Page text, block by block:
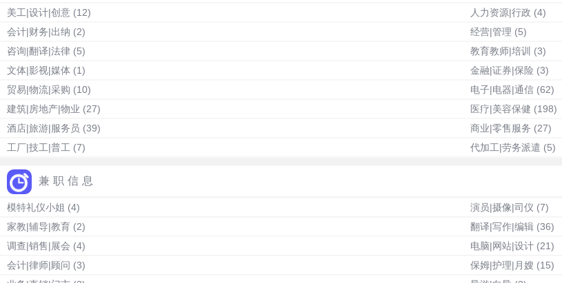
美工|设计|创意 (12) 人力资源|行政 (4)
会计|财务|出纳 (2) 经营|管理 (5)
咨询|翻译|法律 (5) 教育教师|培训 (3)
文体|影视|媒体 (1) 金融|证券|保险 (3)
贸易|物流|采购 (10) 电子|电器|通信 (62)
建筑|房地产|物业 (27) 医疗|美容保健 (198)
酒店|旅游|服务员 (39) 商业|零售服务 (27)
工厂|技工|普工 (7) 代加工|劳务派遣 (5)
兼职信息
模特礼仪小姐 (4) 演员|摄像|司仪 (7)
家教|辅导|教育 (2) 翻译|写作|编辑 (36)
调查|销售|展会 (4) 电脑|网站|设计 (21)
会计|律师|顾问 (3) 保姆|护理|月嫂 (15)